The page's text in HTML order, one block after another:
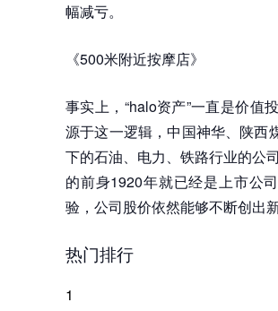
幅减亏。
《500米附近按摩店》
事实上，“halo资产”一直是价值
源于这一逻辑，中国神华、陕西
下的石油、电力、铁路行业的公
的前身1920年就已经是上市公
验，公司股价依然能够不断创出新
热门排行
1